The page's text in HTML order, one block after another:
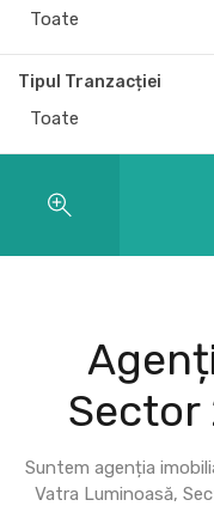
Toate
Tipul Tranzacției
Toate
Sector
Suntem agenția
Vatra Luminoasă,